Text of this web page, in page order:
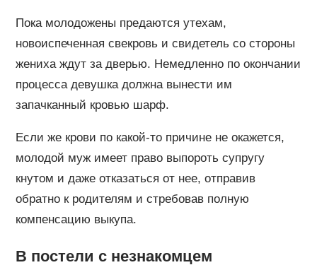
Пока молодожены предаются утехам,
новоиспеченная свекровь и свидетель со стороны
жениха ждут за дверью. Немедленно по окончании
процесса девушка должна вынести им
запачканный кровью шарф.
Если же крови по какой-то причине не окажется,
молодой муж имеет право выпороть супругу
кнутом и даже отказаться от нее, отправив
обратно к родителям и стребовав полную
компенсацию выкупа.
В постели с незнакомцем